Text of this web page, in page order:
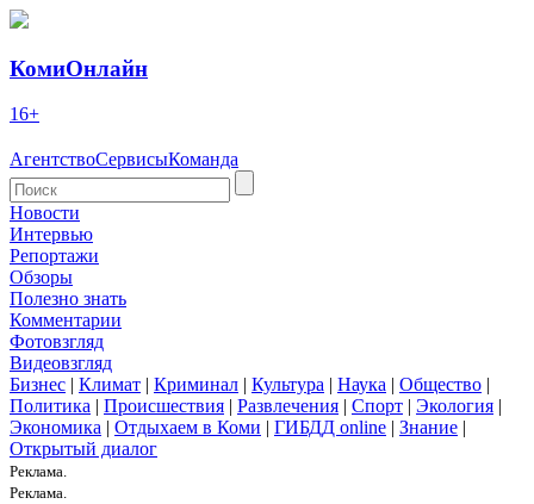
КомиОнлайн
16+
АгентствоСервисыКоманда
Новости
Интервью
Репортажи
Обзоры
Полезно знать
Комментарии
Фотовзгляд
Видеовзгляд
Бизнес | Климат | Криминал | Культура | Наука | Общество |
Политика | Происшествия | Развлечения | Спорт | Экология |
Экономика | Отдыхаем в Коми | ГИБДД online | Знание |
Открытый диалог
Реклама.
Реклама.